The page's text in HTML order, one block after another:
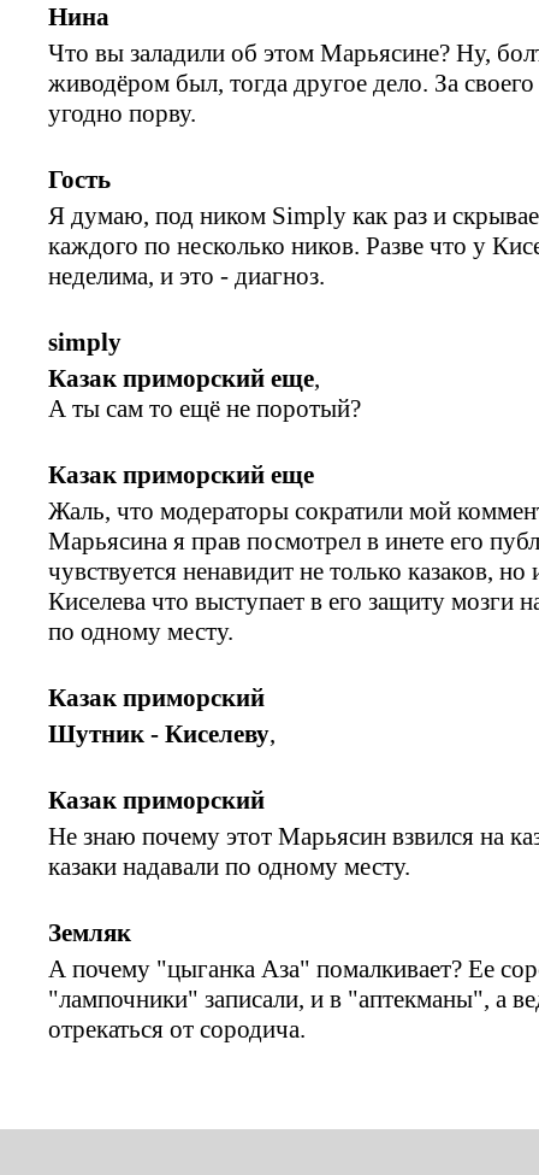
Нина
Что вы заладили об этом Марьясине? Ну,
живодёром был, тогда другое дело. За
угодно порву.
Гость
Я думаю, под ником Simply как раз и
каждого по несколько ников. Разве что у
неделима, и это - диагноз.
simply
Казак приморский еще,
А ты сам то ещё не поротый?
Казак приморский еще
Жаль, что модераторы сократили мой
Марьясина я прав посмотрел в инете его
чувствуется ненавидит не только казаков,
Киселева что выступает в его защиту мозги
по одному месту.
Казак приморский
Шутник - Киселеву,
Казак приморский
Не знаю почему этот Марьясин взвился на
казаки надавали по одному месту.
Земляк
А почему "цыганка Аза" помалкивает? Ее
"лампочники" записали, и в "аптекманы", а
отрекаться от сородича.